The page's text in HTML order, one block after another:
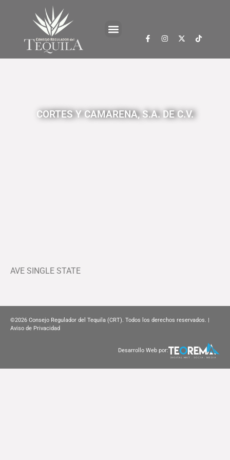
CORTES Y CAMARENA, S.A. DE C.V.
AVE SINGLE STATE
©2026 Consejo Regulador del Tequila (CRT). Todos los derechos reservados. |
Aviso de Privacidad
Desarrollo Web por: